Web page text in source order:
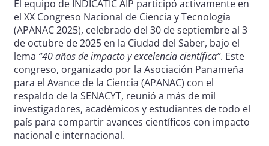
El equipo de INDICATIC AIP participó activamente en
el XX Congreso Nacional de Ciencia y Tecnología
(APANAC 2025), celebrado del 30 de septiembre al 3
de octubre de 2025 en la Ciudad del Saber, bajo el
lema “40 años de impacto y excelencia científica”. Este
congreso, organizado por la Asociación Panameña
para el Avance de la Ciencia (APANAC) con el
respaldo de la SENACYT, reunió a más de mil
investigadores, académicos y estudiantes de todo el
país para compartir avances científicos con impacto
nacional e internacional.